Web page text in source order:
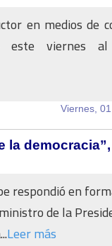
en medios de
este viernes
Viernes,
la
respondió en
de la
Leer más